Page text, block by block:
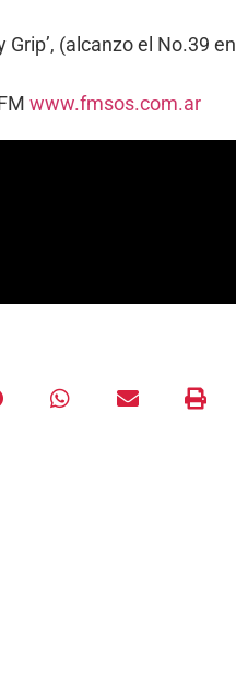
(alcanzo el No.39 en
www.fmsos.com.ar